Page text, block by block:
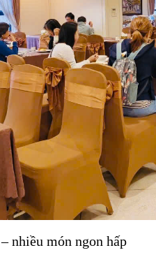
– nhiều món ngon hấp